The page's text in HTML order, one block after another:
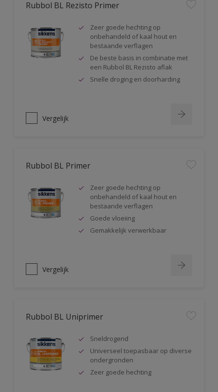
Rubbol BL Rezisto Primer
Zeer goede hechting op
onbehandeld of kaal hout en
bestaande verflagen
De beste basis in combinatie met
een Rubbol BL Rezisto aflak
Snelle droging en doorharding
Vergelijk
Rubbol BL Primer
Zeer goede hechting op
onbehandeld of kaal hout en
bestaande verflagen
Goede vloeiing
Gemakkelijk verwerkbaar
Vergelijk
Rubbol BL Uniprimer
Sneldrogend
Universeel toepasbaar op diverse
ondergronden
Zeer goede hechting